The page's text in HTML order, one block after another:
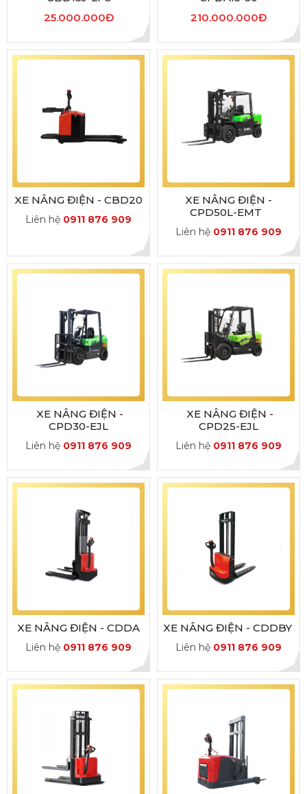
25.000.000Đ
210.000.000Đ
XE NÂNG ĐIỆN - CBD20
Liên hệ 0911 876 909
XE NÂNG ĐIỆN -
CPD50L-EMT
Liên hệ 0911 876 909
XE NÂNG ĐIỆN -
CPD30-EJL
Liên hệ 0911 876 909
XE NÂNG ĐIỆN -
CPD25-EJL
Liên hệ 0911 876 909
XE NÂNG ĐIỆN - CDDA
Liên hệ 0911 876 909
XE NÂNG ĐIỆN - CDDBY
Liên hệ 0911 876 909